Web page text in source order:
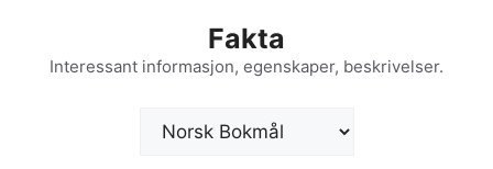
innhold
Fakta
Interessant informasjon, egenskaper, beskrivelser.
Velg